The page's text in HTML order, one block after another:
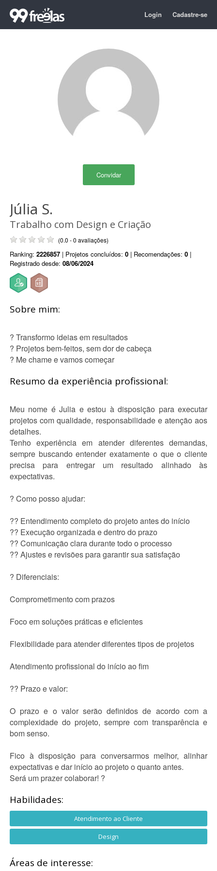
Login Cadastre-se
Convidar
Júlia S.
Trabalho com Design e Criação
(0.0 - 0 avaliações)
Ranking: 2226857 | Projetos concluídos: 0 | Recomendações: 0 |
Registrado desde: 08/06/2024
Sobre mim:
? Transformo ideias em resultados
? Projetos bem-feitos, sem dor de cabeça
? Me chame e vamos começar
Resumo da experiência profissional:
Meu nome é Julia e estou à disposição para executar
projetos com qualidade, responsabilidade e atenção aos
detalhes.
Tenho experiência em atender diferentes demandas,
sempre buscando entender exatamente o que o cliente
precisa para entregar um resultado alinhado às
expectativas.
? Como posso ajudar:
?? Entendimento completo do projeto antes do início
?? Execução organizada e dentro do prazo
?? Comunicação clara durante todo o processo
?? Ajustes e revisões para garantir sua satisfação
? Diferenciais:
Comprometimento com prazos
Foco em soluções práticas e eficientes
Flexibilidade para atender diferentes tipos de projetos
Atendimento profissional do início ao fim
?? Prazo e valor:
O prazo e o valor serão definidos de acordo com a
complexidade do projeto, sempre com transparência e
bom senso.
Fico à disposição para conversarmos melhor, alinhar
expectativas e dar início ao projeto o quanto antes.
Será um prazer colaborar! ?
Habilidades:
Atendimento ao Cliente
Design
Áreas de interesse: